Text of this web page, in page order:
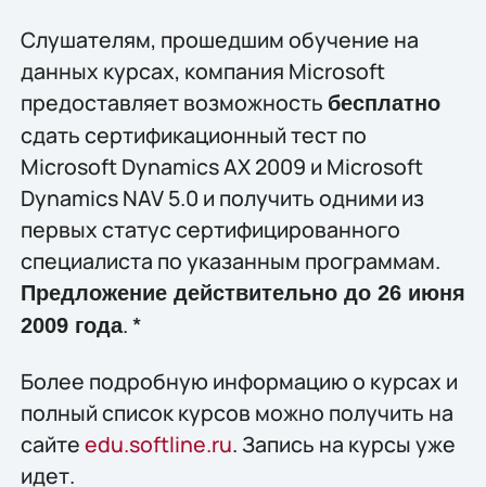
Слушателям, прошедшим обучение на
данных курсах, компания Microsoft
предоставляет возможность бесплатно
сдать сертификационный тест по
Microsoft Dynamics AX 2009 и Microsoft
Dynamics NAV 5.0 и получить одними из
первых статус сертифицированного
специалиста по указанным программам.
Предложение действительно до 26 июня
2009 года. *
Более подробную информацию о курсах и
полный список курсов можно получить на
сайтеedu.softline.ru. Запись на курсы уже
идет.